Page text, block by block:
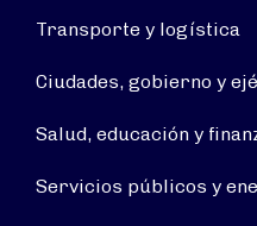
Transporte y logística
Ciudades, gobierno y
Salud, educación y
Servicios públicos y